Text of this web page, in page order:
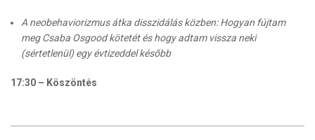
A neobehaviorizmus átka disszidálás közben: Hogyan fújtam
meg Csaba Osgood kötetét és hogy adtam vissza neki
(sértetlenül) egy évtizeddel később
17:30 – Köszöntés